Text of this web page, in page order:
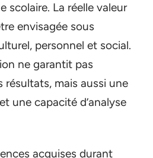
scolaire. La réelle valeur
envisagée sous
personnel et social.
ne garantit pas
mais aussi une
une capacité d’analyse
acquises durant